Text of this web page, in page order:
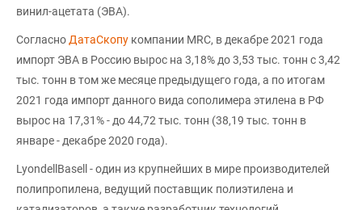
винил-ацетата (ЭВА).
Согласно ДатаСкопу компании MRC, в декабре 2021 года
импорт ЭВА в Россию вырос на 3,18% до 3,53 тыс. тонн с 3,42
тыс. тонн в том же месяце предыдущего года, а по итогам
2021 года импорт данного вида сополимера этилена в РФ
вырос на 17,31% - до 44,72 тыс. тонн (38,19 тыс. тонн в
январе - декабре 2020 года).
LyondellBasell - один из крупнейших в мире производителей
полипропилена, ведущий поставщик полиэтилена и